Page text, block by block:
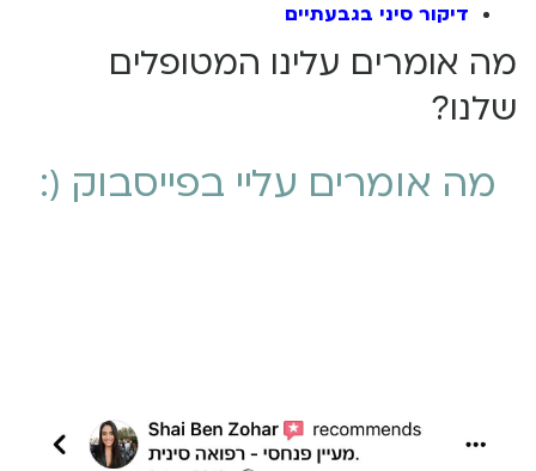
דיקור סיני בגבעתיים
מה אומרים עלינו המטופלים
שלנו?
מה אומרים עליי בפייסבוק (: